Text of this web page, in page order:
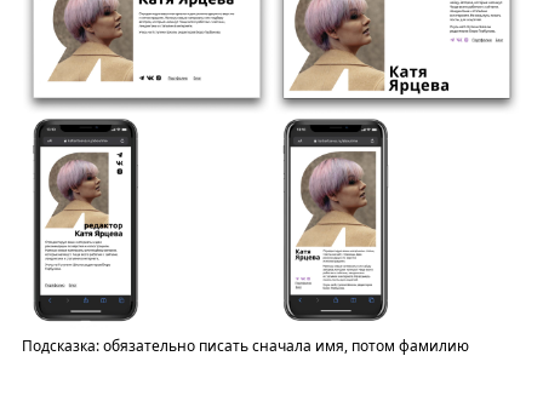
Подсказка: обязательно писать сначала имя, потом фамилию